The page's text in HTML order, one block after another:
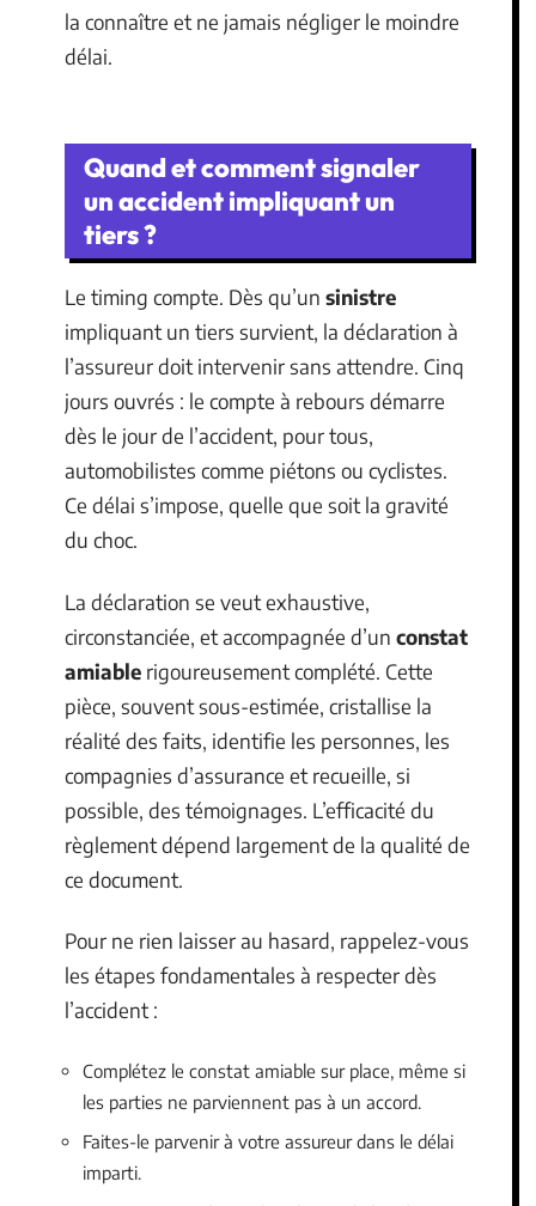
la connaître et ne jamais négliger le moindre
délai.
Quand et comment signaler
un accident impliquant un
tiers ?
Le timing compte. Dès qu’un sinistre
impliquant un tiers survient, la déclaration à
l’assureur doit intervenir sans attendre. Cinq
jours ouvrés : le compte à rebours démarre
dès le jour de l’accident, pour tous,
automobilistes comme piétons ou cyclistes.
Ce délai s’impose, quelle que soit la gravité
du choc.
La déclaration se veut exhaustive,
circonstanciée, et accompagnée d’un constat
amiable rigoureusement complété. Cette
pièce, souvent sous-estimée, cristallise la
réalité des faits, identifie les personnes, les
compagnies d’assurance et recueille, si
possible, des témoignages. L’efficacité du
règlement dépend largement de la qualité de
ce document.
Pour ne rien laisser au hasard, rappelez-vous
les étapes fondamentales à respecter dès
l’accident :
Complétez le constat amiable sur place, même si
les parties ne parviennent pas à un accord.
Faites-le parvenir à votre assureur dans le délai
imparti.